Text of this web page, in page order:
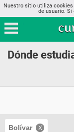
Nuestro sitio utiliza
de usuario. Si
Dónde
Bolívar